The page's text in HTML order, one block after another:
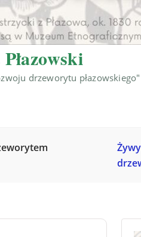
drzeworytu płazowskiego"